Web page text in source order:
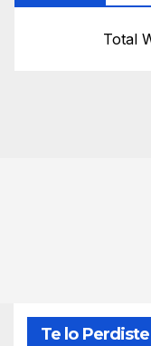
Total
Te lo Perdiste